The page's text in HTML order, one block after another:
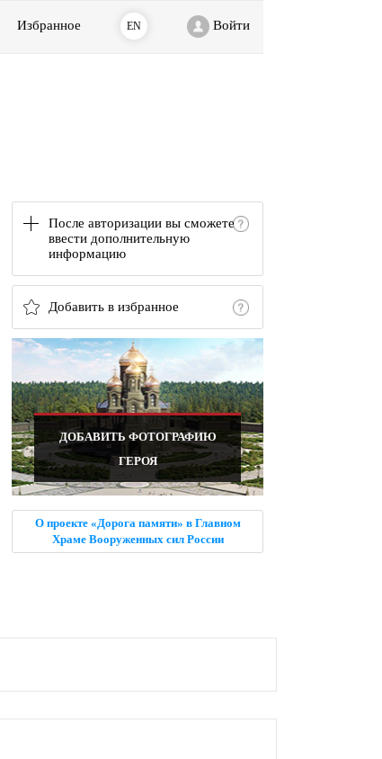
Избранное EN Войти
После авторизации вы сможете
ввести дополнительную
информацию
Добавить в избранное
ДОБАВИТЬ ФОТОГРАФИЮ
ГЕРОЯ
О проекте «Дорога памяти» в Главном
Храме Вооруженных сил России